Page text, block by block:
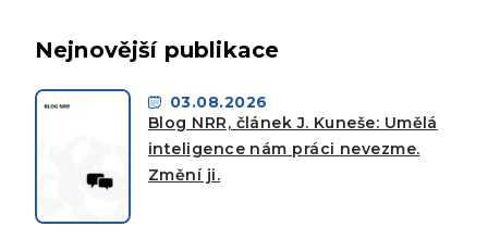
Nejnovější publikace
03.08.2026
Blog NRR, článek J. Kuneše: Umělá
inteligence nám práci nevezme.
Změní ji.